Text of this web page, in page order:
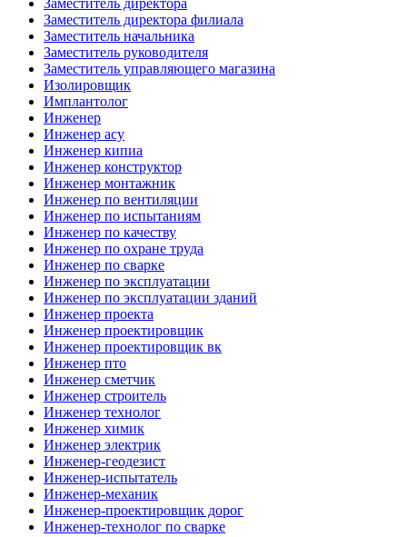
Заместитель директора
Заместитель директора филиала
Заместитель начальника
Заместитель руководителя
Заместитель управляющего магазина
Изолировщик
Имплантолог
Инженер
Инженер асу
Инженер кипиа
Инженер конструктор
Инженер монтажник
Инженер по вентиляции
Инженер по испытаниям
Инженер по качеству
Инженер по охране труда
Инженер по сварке
Инженер по эксплуатации
Инженер по эксплуатации зданий
Инженер проекта
Инженер проектировщик
Инженер проектировщик вк
Инженер пто
Инженер сметчик
Инженер строитель
Инженер технолог
Инженер химик
Инженер электрик
Инженер-геодезист
Инженер-испытатель
Инженер-механик
Инженер-проектировщик дорог
Инженер-технолог по сварке